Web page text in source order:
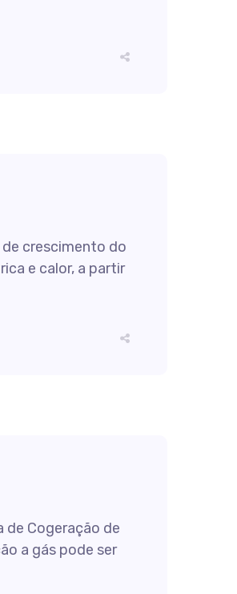
crescimento do
e calor, a partir
Cogeração de
a gás pode ser